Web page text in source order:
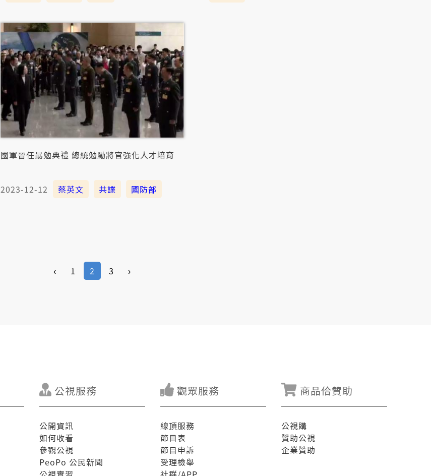
國軍晉任勗勉典禮 總統勉勵將官強化人才培育
2023-12-12 蔡英文 共諜 國防部
‹ 1 2 3 ›
公視服務
公開資訊
如何收看
參觀公視
PeoPo 公民新聞
觀眾服務
線頂服務
節目表
節目申訴
受理檢舉
商品佮贊助
公視購
贊助公視
企業贊助